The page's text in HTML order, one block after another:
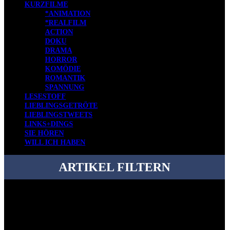
KURZFILME
*ANIMATION
*REALFILM
ACTION
DOKU
DRAMA
HORROR
KOMÖDIE
ROMANTIK
SPANNUNG
LESESTOFF
LIEBLINGSGETRÖTE
LIEBLINGSTWEETS
LINKS+DINGS
SIE HÖREN
WILL ICH HABEN
ARTIKEL FILTERN